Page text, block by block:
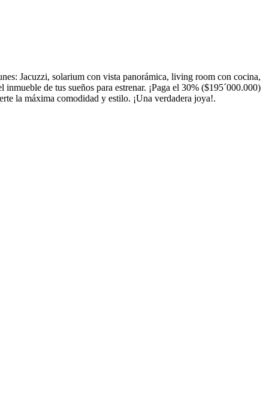
Jacuzzi, solarium con vista panorámica, living room con cocina,
de tus sueños para estrenar. ¡Paga el 30% ($195´000.000)
la máxima comodidad y estilo. ¡Una verdadera joya!.